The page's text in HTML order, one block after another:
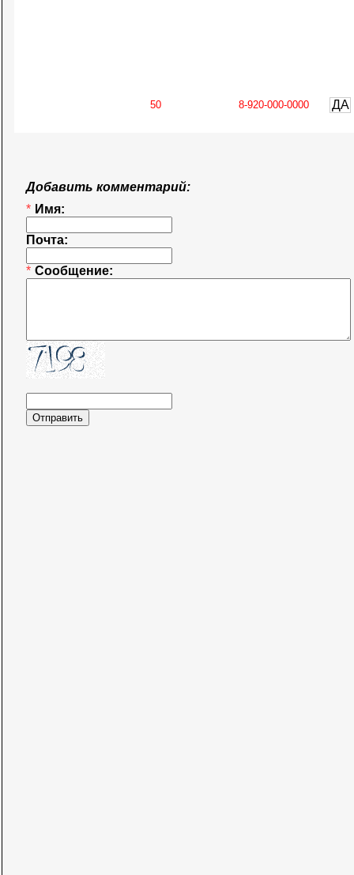
ДА
Добавить комментарий:
* Имя:
Почта:
* Сообщение: